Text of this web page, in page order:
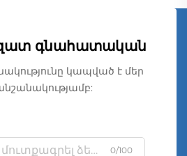
գնահատական
կապված է մեր
0/100